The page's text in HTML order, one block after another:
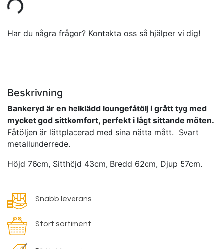
Har du några frågor? Kontakta oss så hjälper vi dig!
Beskrivning
Bankeryd är en helklädd loungefåtölj i grått tyg med
mycket god sittkomfort, perfekt i lågt sittande möten.
Fåtöljen är lättplacerad med sina nätta mått. Svart
metallunderrede.
Höjd 76cm, Sitthöjd 43cm, Bredd 62cm, Djup 57cm.
Snabb leverans
Stort sortiment